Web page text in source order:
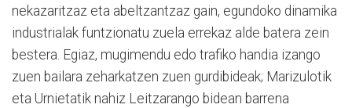
nekazaritzaz eta abeltzantzaz gain, egundoko dinamika
industrialak funtzionatu zuela errekaz alde batera zein
bestera. Egiaz, mugimendu edo trafiko handia izango
zuen bailara zeharkatzen zuen gurdibideak; Marizulotik
eta Urnietatik nahiz Leitzarango bidean barrena